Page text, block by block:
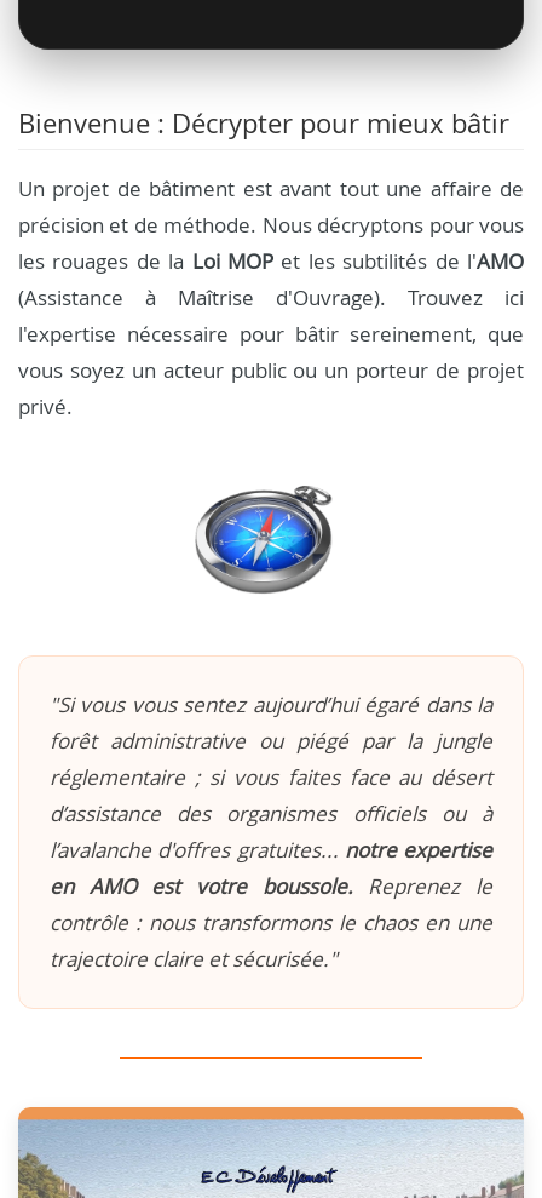
Bienvenue : Décrypter pour mieux bâtir
Un projet de bâtiment est avant tout une affaire de
précision et de méthode. Nous décryptons pour vous
les rouages de la Loi MOP et les subtilités de l'AMO
(Assistance à Maîtrise d'Ouvrage). Trouvez ici
l'expertise nécessaire pour bâtir sereinement, que
vous soyez un acteur public ou un porteur de projet
privé.
"Si vous vous sentez aujourd’hui égaré dans la
forêt administrative ou piégé par la jungle
réglementaire ; si vous faites face au désert
d’assistance des organismes officiels ou à
l’avalanche d'offres gratuites... notre expertise
en AMO est votre boussole.Reprenez le
contrôle : nous transformons le chaos en une
trajectoire claire et sécurisée."